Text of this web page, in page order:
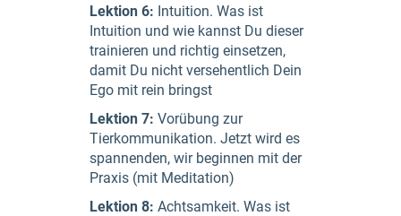
Lektion 6: Intuition. Was ist
Intuition und wie kannst Du dieser
trainieren und richtig einsetzen,
damit Du nicht versehentlich Dein
Ego mit rein bringst
Lektion 7: Vorübung zur
Tierkommunikation. Jetzt wird es
spannenden, wir beginnen mit der
Praxis (mit Meditation)
Lektion 8: Achtsamkeit. Was ist